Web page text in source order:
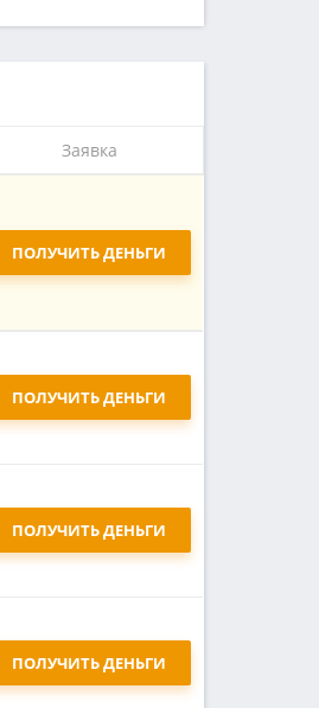
Заявка
ПОЛУЧИТЬ ДЕНЬГИ
ПОЛУЧИТЬ ДЕНЬГИ
ПОЛУЧИТЬ ДЕНЬГИ
ПОЛУЧИТЬ ДЕНЬГИ